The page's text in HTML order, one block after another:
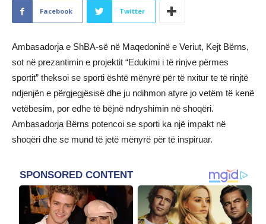
Facebook Twitter
Ambasadorja e ShBA-së në Maqedoninë e Veriut, Kejt Bërns,
sot në prezantimin e projektit “Edukimi i të rinjve përmes
sportit” theksoi se sporti është mënyrë për të nxitur te të rinjtë
ndjenjën e përgjegjësisë dhe ju ndihmon atyre jo vetëm të kenë
vetëbesim, por edhe të bëjnë ndryshimin në shoqëri.
Ambasadorja Bërns potencoi se sporti ka një impakt në
shoqëri dhe se mund të jetë mënyrë për të inspiruar.